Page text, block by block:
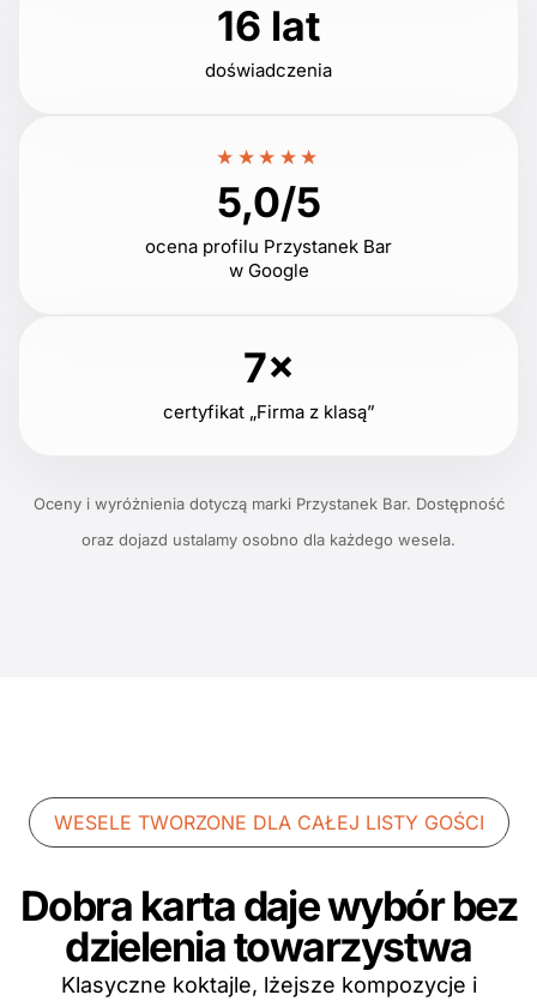
16 lat
doświadczenia
★★★★★
5,0/5
ocena profilu Przystanek Bar
w Google
7×
certyfikat „Firma z klasą”
Oceny i wyróżnienia dotyczą marki Przystanek Bar. Dostępność
oraz dojazd ustalamy osobno dla każdego wesela.
WESELE TWORZONE DLA CAŁEJ LISTY GOŚCI
Dobra karta daje wybór bez
dzielenia towarzystwa
Klasyczne koktajle, lżejsze kompozycje i